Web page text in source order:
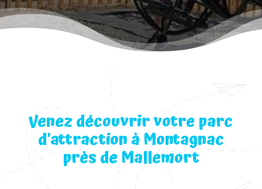
Venez découvrir votre parc
d’attraction à Montagnac
près de Mallemort